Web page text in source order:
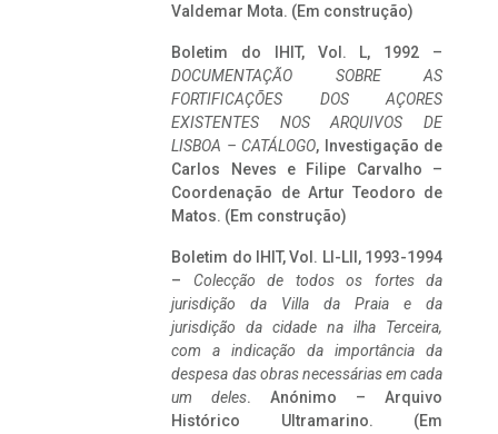
Valdemar Mota. (Em construção)
Boletim do IHIT, Vol. L, 1992 –
DOCUMENTAÇÃO SOBRE AS
FORTIFICAÇÕES DOS AÇORES
EXISTENTES NOS ARQUIVOS DE
LISBOA – CATÁLOGO, Investigação de
Carlos Neves e Filipe Carvalho –
Coordenação de Artur Teodoro de
Matos. (Em construção)
Boletim do IHIT, Vol. LI-LII, 1993-1994
– Colecção de todos os fortes da
jurisdição da Villa da Praia e da
jurisdição da cidade na ilha Terceira,
com a indicação da importância da
despesa das obras necessárias em cada
um deles. Anónimo – Arquivo
Histórico Ultramarino. (Em